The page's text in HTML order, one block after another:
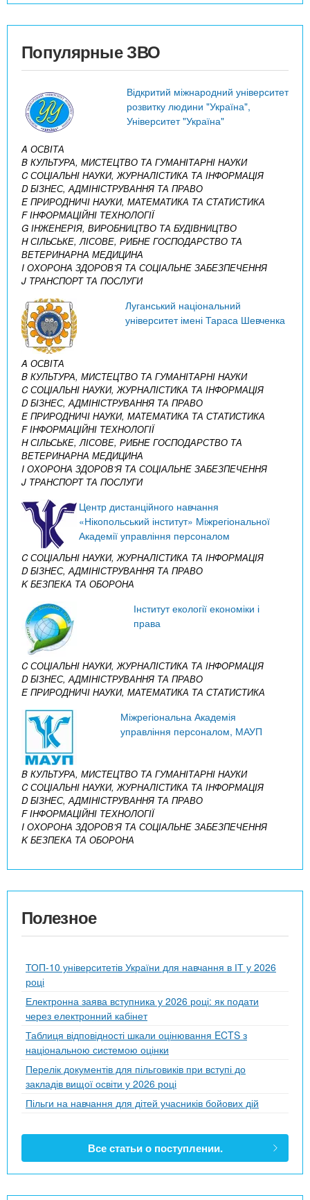
Популярные ЗВО
Відкритий міжнародний університет
розвитку людини "Україна",
Університет "Україна"
A ОСВІТА
B КУЛЬТУРА, МИСТЕЦТВО ТА ГУМАНІТАРНІ НАУКИ
C СОЦІАЛЬНІ НАУКИ, ЖУРНАЛІСТИКА ТА ІНФОРМАЦІЯ
D БІЗНЕС, АДМІНІСТРУВАННЯ ТА ПРАВО
E ПРИРОДНИЧІ НАУКИ, МАТЕМАТИКА ТА СТАТИСТИКА
F ІНФОРМАЦІЙНІ ТЕХНОЛОГІЇ
G ІНЖЕНЕРІЯ, ВИРОБНИЦТВО ТА БУДІВНИЦТВО
H СІЛЬСЬКЕ, ЛІСОВЕ, РИБНЕ ГОСПОДАРСТВО ТА
ВЕТЕРИНАРНА МЕДИЦИНА
I ОХОРОНА ЗДОРОВ’Я ТА СОЦІАЛЬНЕ ЗАБЕЗПЕЧЕННЯ
J ТРАНСПОРТ ТА ПОСЛУГИ
Луганський національний
університет імені Тараса Шевченка
A ОСВІТА
B КУЛЬТУРА, МИСТЕЦТВО ТА ГУМАНІТАРНІ НАУКИ
C СОЦІАЛЬНІ НАУКИ, ЖУРНАЛІСТИКА ТА ІНФОРМАЦІЯ
D БІЗНЕС, АДМІНІСТРУВАННЯ ТА ПРАВО
E ПРИРОДНИЧІ НАУКИ, МАТЕМАТИКА ТА СТАТИСТИКА
F ІНФОРМАЦІЙНІ ТЕХНОЛОГІЇ
H СІЛЬСЬКЕ, ЛІСОВЕ, РИБНЕ ГОСПОДАРСТВО ТА
ВЕТЕРИНАРНА МЕДИЦИНА
I ОХОРОНА ЗДОРОВ’Я ТА СОЦІАЛЬНЕ ЗАБЕЗПЕЧЕННЯ
J ТРАНСПОРТ ТА ПОСЛУГИ
Центр дистанційного навчання
«Нікопольський інститут» Міжрегіональної
Академії управління персоналом
C СОЦІАЛЬНІ НАУКИ, ЖУРНАЛІСТИКА ТА ІНФОРМАЦІЯ
D БІЗНЕС, АДМІНІСТРУВАННЯ ТА ПРАВО
K БЕЗПЕКА ТА ОБОРОНА
Інститут екології економіки і
права
C СОЦІАЛЬНІ НАУКИ, ЖУРНАЛІСТИКА ТА ІНФОРМАЦІЯ
D БІЗНЕС, АДМІНІСТРУВАННЯ ТА ПРАВО
E ПРИРОДНИЧІ НАУКИ, МАТЕМАТИКА ТА СТАТИСТИКА
Міжрегіональна Академія
управління персоналом, МАУП
B КУЛЬТУРА, МИСТЕЦТВО ТА ГУМАНІТАРНІ НАУКИ
C СОЦІАЛЬНІ НАУКИ, ЖУРНАЛІСТИКА ТА ІНФОРМАЦІЯ
D БІЗНЕС, АДМІНІСТРУВАННЯ ТА ПРАВО
F ІНФОРМАЦІЙНІ ТЕХНОЛОГІЇ
I ОХОРОНА ЗДОРОВ’Я ТА СОЦІАЛЬНЕ ЗАБЕЗПЕЧЕННЯ
K БЕЗПЕКА ТА ОБОРОНА
Полезное
ТОП-10 університетів України для навчання в ІТ у 2026
році
Електронна заява вступника у 2026 році: як подати
через електронний кабінет
Таблиця відповідності шкали оцінювання ECTS з
національною системою оцінки
Перелік документів для пільговиків при вступі до
закладів вищої освіти у 2026 році
Пільги на навчання для дітей учасників бойових дій
Все статьи о поступлении.